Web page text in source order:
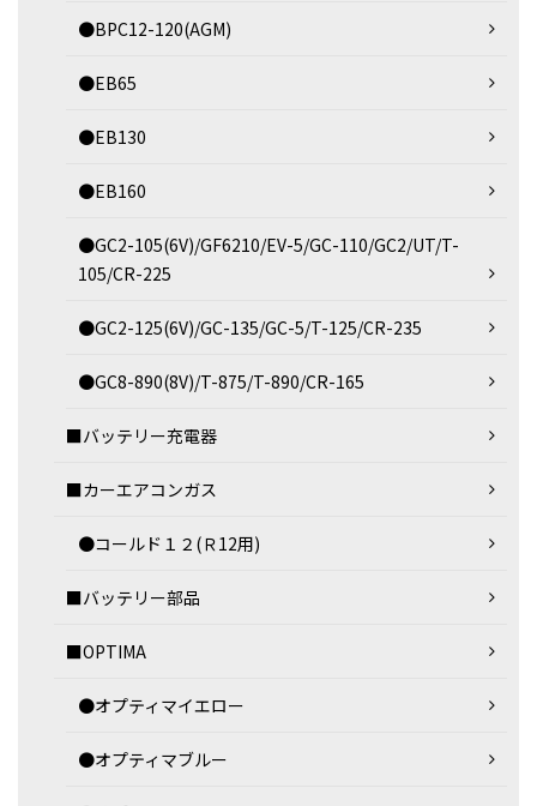
●BPC12-120(AGM)
●EB65
●EB130
●EB160
●GC2-105(6V)/GF6210/EV-5/GC-110/GC2/UT/T-
105/CR-225
●GC2-125(6V)/GC-135/GC-5/T-125/CR-235
●GC8-890(8V)/T-875/T-890/CR-165
■バッテリー充電器
■カーエアコンガス
●コールド１２(Ｒ12用)
■バッテリー部品
■OPTIMA
●オプティマイエロー
●オプティマブルー